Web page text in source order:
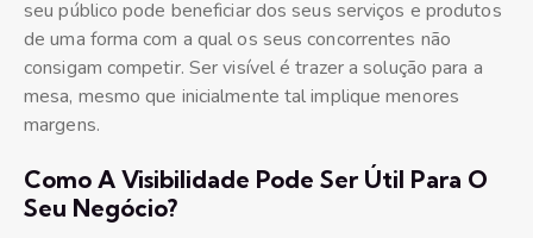
seu público pode beneficiar dos seus serviços e produtos
de uma forma com a qual os seus concorrentes não
consigam competir. Ser visível é trazer a solução para a
mesa, mesmo que inicialmente tal implique menores
margens.
Como A Visibilidade Pode Ser Útil Para O
Seu Negócio?